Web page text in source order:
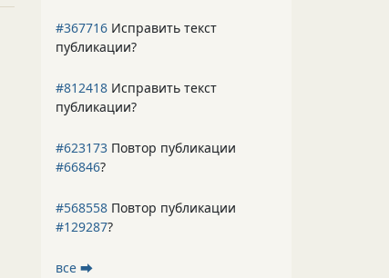
#367716 Исправить текст
публикации?
#812418 Исправить текст
публикации?
#623173 Повтор публикации
#66846?
#568558 Повтор публикации
#129287?
все ⮕